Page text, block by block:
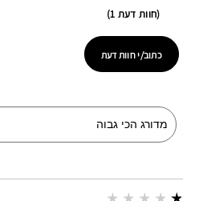
חוות דעת 1
כתוב/י חוות דעת